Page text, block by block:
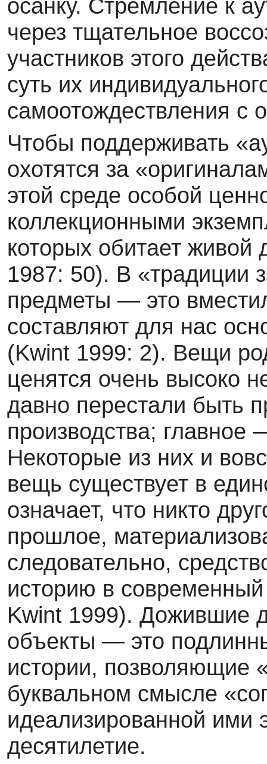
осанку. Стремле­ние к
через тщательное
участников этого
суть их
самоотождествления с
Чтобы поддерживать
охотятся за
этой среде особой
коллекционными
которых обитает жи­вой
1987: 50). В «традиции
предметы — это
составляют для нас
(Kwint 1999: 2). Вещи
ценятся очень высоко
давно пере­стали быть
производства;
Некоторые из них и
вещь существует в
означает, что никто
прошлое,
следовательно,
историю в
Kwint 1999). Дожившие
объекты — это
истории, позволяющие
буквальном смысле
идеализированной ими
десятилетие.